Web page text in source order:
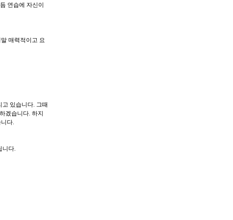
연습에 자신이
매력적이고 요
있습니다. 그때
겠습니다. 하지
다.
니다.